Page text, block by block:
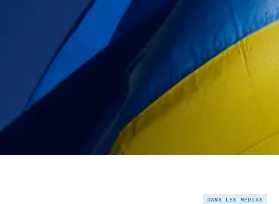
DANS LES MÉDIAS